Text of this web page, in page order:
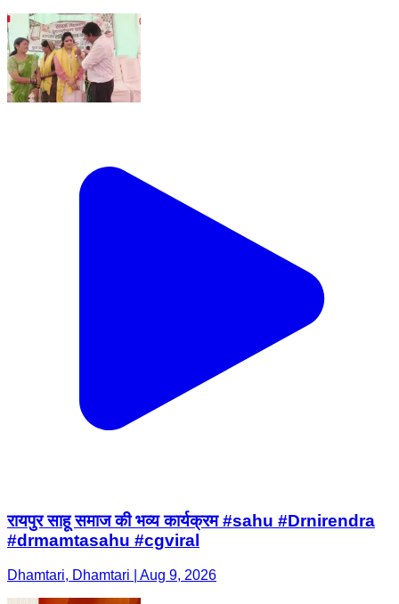
रायपुर साहू समाज की भव्य कार्यक्रम #sahu #Drnirendra
#drmamtasahu #cgviral
Dhamtari, Dhamtari | Aug 9, 2026